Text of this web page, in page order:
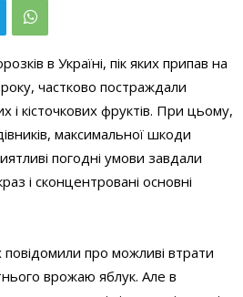
в Україні, пік яких припав на
частково постраждали
і кісточкових фруктів. При цьому,
максимальної шкоди
погодні умови завдали
і сконцентровані основні
про можливі втрати
врожаю яблук. Але в